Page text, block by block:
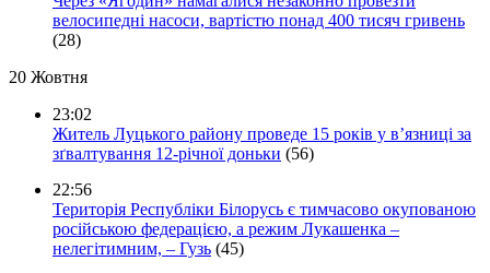
велосипедні насоси, вартістю понад 400 тисяч гривень
(28)
20 Жовтня
23:02
Житель Луцького району проведе 15 років у в’язниці за
зґвалтування 12-річної доньки (56)
22:56
Територія Республіки Білорусь є тимчасово окупованою
російською федерацією, а режим Лукашенка –
нелегітимним, – Гузь (45)